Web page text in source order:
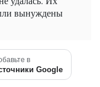
вынуждены
в
Google